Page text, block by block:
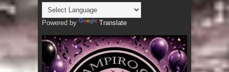
Powered by Translate